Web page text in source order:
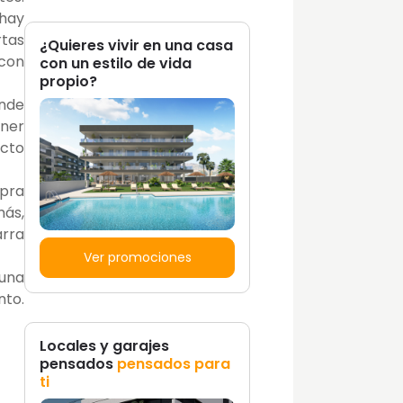
¿Quieres vivir en una casa
con un estilo de vida
propio?
Ver promociones
Locales y garajes
pensados pensados para
ti